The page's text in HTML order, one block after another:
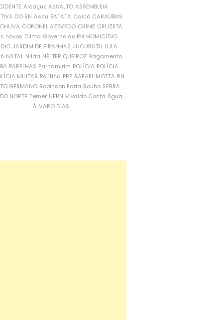
Alcaçuz ASSALTO ASSEMBLEIA
DO RN Assu BATATA Caicó CARAÚBAS
CORONEL AZEVEDO CRIME CRUZETA
novos Dilma Governo do RN HOMICÍDIO
JARDIM DE PIRANHAS JUCURUTU LULA
NATAL Nilda NÉLTER QUEIROZ Pagamento
PARELHAS Parnamirim POLÍCIA POLÍCIA
MILITAR Política PRF RAFAEL MOTTA RN
GERMANO Robinson Faria Roubo SERRA
NORTE Temer UFRN Vivaldo Costa Água
ÁLVARO DIAS